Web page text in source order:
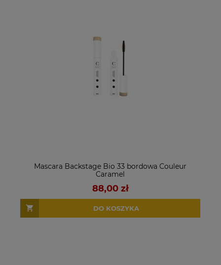
Mascara Backstage Bio 33 bordowa Couleur
Caramel
88,00 zł
DO KOSZYKA